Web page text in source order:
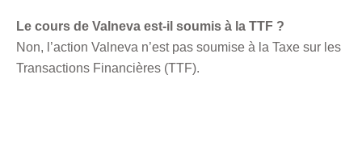
Le cours de Valneva est-il soumis à la TTF ?
Non, l’action Valneva n’est pas soumise à la Taxe sur les
Transactions Financières (TTF).